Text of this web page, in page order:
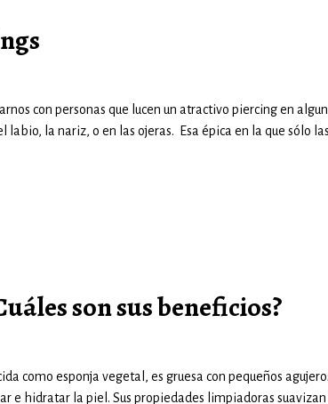
con personas que lucen un atractivo piercing en
labio, la nariz, o en las ojeras. Esa épica en la que sólo
son sus beneficios?
como esponja vegetal, es gruesa con pequeños
e hidratar la piel. Sus propiedades limpiadoras suavizan